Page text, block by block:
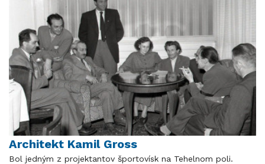
Architekt Kamil Gross
Bol jedným z projektantov športovísk na Tehelnom poli.